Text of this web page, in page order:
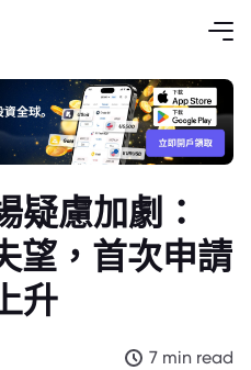
疑慮加劇：
望，首次申請
升
7 min read